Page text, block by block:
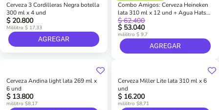
Cerveza 3 Cordilleras Negra botella
300 ml x 4 und
$ 20.800
Mililitro $ 17,33
AGREGAR
Combo Amigos: Cerveza Heineken
lata 310 ml x 12 und + Agua Hatsu
vidrio 500 ml x 6 und
$ 53.040
$ 62.400
mililitro $ 9,7
AGREGAR
Cerveza Andina light lata 269 ml x
6 und
$ 13.800
mililitro $8,17
Cerveza Miller Lite lata 310 ml x 6
und
$ 16.200
mililitro $8,71